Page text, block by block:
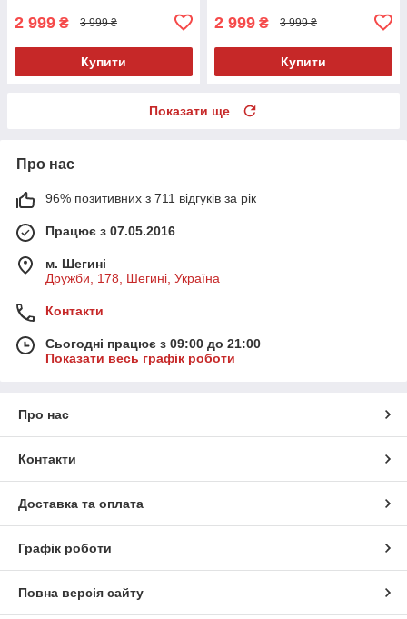
2 999 ₴ 3 999 ₴
Купити
2 999 ₴ 3 999 ₴
Купити
Показати ще
Про нас
96% позитивних з 711 відгуків за рік
Працює з 07.05.2016
м. Шегині
Дружби, 178, Шегині, Україна
Контакти
Сьогодні працює з 09:00 до 21:00
Показати весь графік роботи
Про нас
Контакти
Доставка та оплата
Графік роботи
Повна версія сайту